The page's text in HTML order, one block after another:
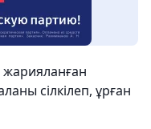
сілкілеп, ұрған